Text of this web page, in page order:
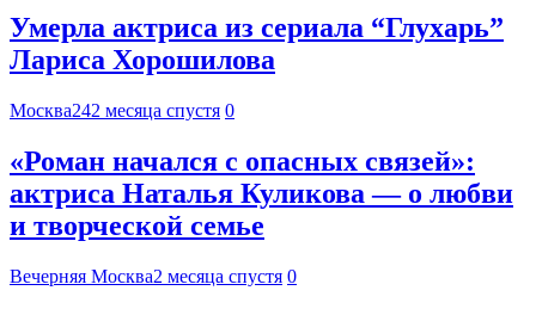
Умерла актриса из сериала “Глухарь”
Лариса Хорошилова
Москва242 месяца спустя 0
«Роман начался с опасных связей»:
актриса Наталья Куликова — о любви
и творческой семье
Вечерняя Москва2 месяца спустя 0